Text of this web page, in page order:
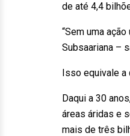
de até 4,4
“Sem uma
Subsaariana –
Isso equivale a
Daqui a 30
áreas áridas e
mais de três